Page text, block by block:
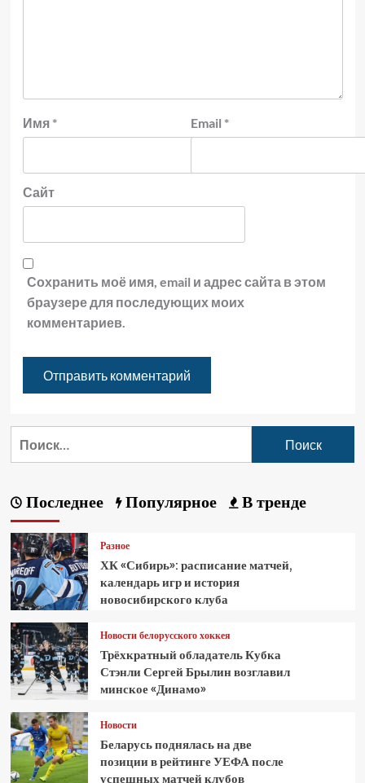
Имя * Email *
Сайт
Сохранить моё имя, email и адрес сайта в этом
браузере для последующих моих
комментариев.
Последнее Популярное В тренде
Разное
ХК «Сибирь»: расписание матчей,
календарь игр и история
новосибирского клуба
Новости белорусского хоккея
Трёхкратный обладатель Кубка
Стэнли Сергей Брылин возглавил
минское «Динамо»
Новости
Беларусь поднялась на две
позиции в рейтинге УЕФА после
успешных матчей клубов